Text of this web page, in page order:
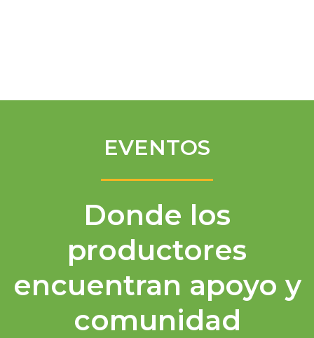
EVENTOS
Donde los
productores
encuentran apoyo y
comunidad